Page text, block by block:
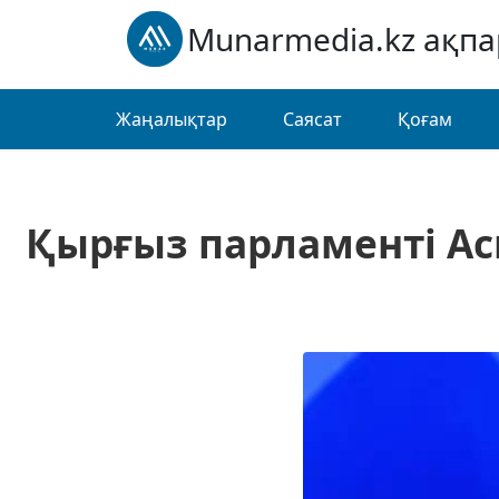
Munarmedia.kz
Жаңалықтар Саясат Қоғам
Қырғыз парламенті